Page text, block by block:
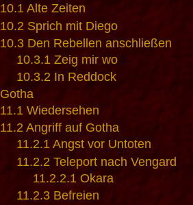
10.1 Alte Zeiten
10.2 Sprich mit Diego
10.3 Den Rebellen anschließen
10.3.1 Zeig mir wo
10.3.2 In Reddock
Gotha
11.1 Wiedersehen
11.2 Angriff auf Gotha
11.2.1 Angst vor Untoten
11.2.2 Teleport nach Vengard
11.2.2.1 Okara
11.2.3 Befreien